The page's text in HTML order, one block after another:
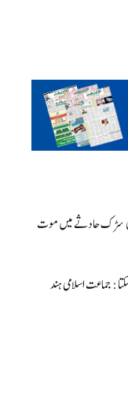
: جماعت اسلامی ہند